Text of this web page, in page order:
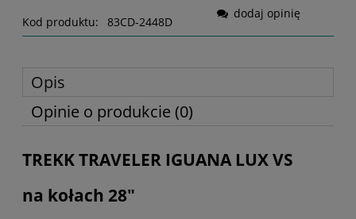
Kod produktu: 83CD-2448D
dodaj opinię
Opis
Opinie o produkcie (0)
TREKK TRAVELER IGUANA LUX VS
na kołach 28"